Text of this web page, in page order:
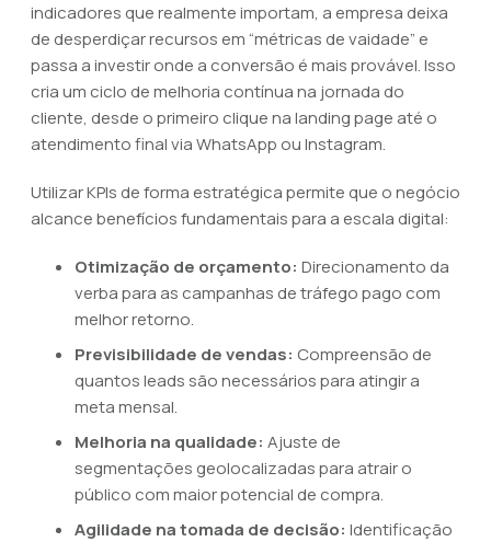
indicadores que realmente importam, a empresa deixa
de desperdiçar recursos em “métricas de vaidade” e
passa a investir onde a conversão é mais provável. Isso
cria um ciclo de melhoria contínua na jornada do
cliente, desde o primeiro clique na landing page até o
atendimento final via WhatsApp ou Instagram.
Utilizar KPIs de forma estratégica permite que o negócio
alcance benefícios fundamentais para a escala digital:
Otimização de orçamento: Direcionamento da
verba para as campanhas de tráfego pago com
melhor retorno.
Previsibilidade de vendas: Compreensão de
quantos leads são necessários para atingir a
meta mensal.
Melhoria na qualidade: Ajuste de
segmentações geolocalizadas para atrair o
público com maior potencial de compra.
Agilidade na tomada de decisão: Identificação